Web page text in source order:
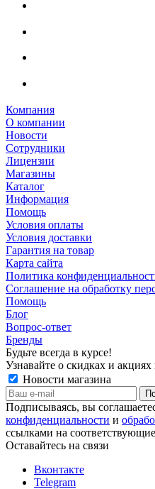
Компания
О компании
Новости
Сотрудники
Лицензии
Магазины
Каталог
Информация
Помощь
Условия оплаты
Условия доставки
Гарантия на товар
Карта сайта
Политика
Соглашение на обработку
Помощь
Блог
Вопрос-ответ
Бренды
Будьте всегда в курсе!
Узнавайте о скидках и
Новости магазина
Подписываясь, вы
конфиденциальности и
ссылками на
Оставайтесь на связи
Вконтакте
Telegram